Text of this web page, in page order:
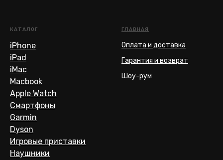
КАТАЛОГ
iPhone
iPad
iMac
Macbook
Apple Watch
Смартфоны
Garmin
Dyson
Игровые приставки
Наушники
ГЛАВНАЯ
Оплата и доставка
Гарантия и возврат
Шоу-рум